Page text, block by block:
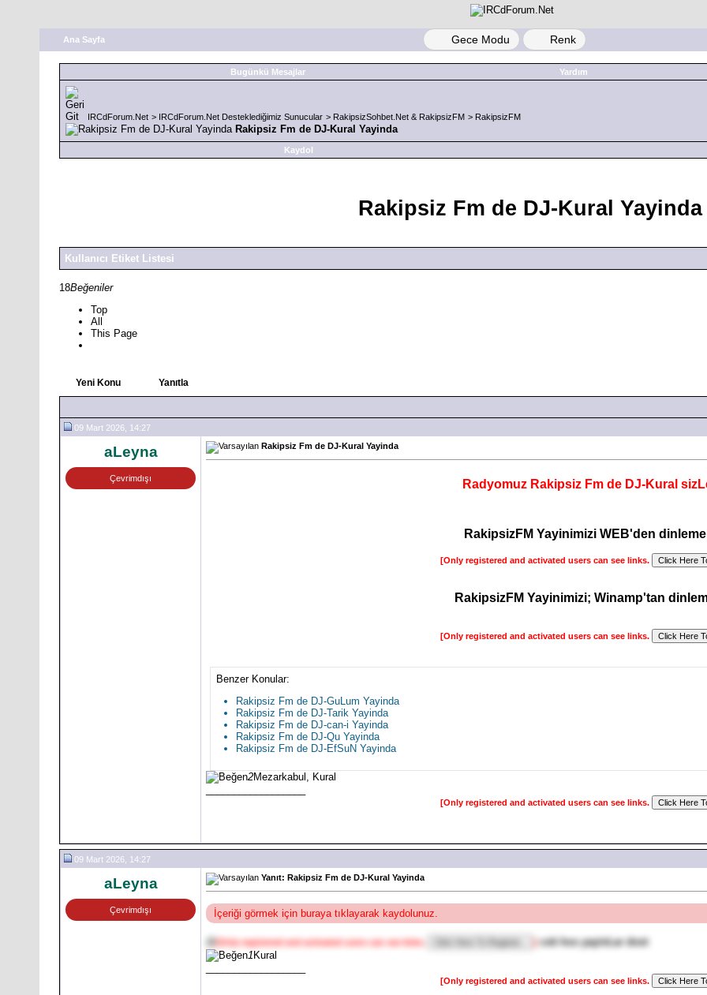
Ana Sayfa Gece Modu Renk
Bugünkü Mesajlar Yardım
IRCdForum.Net > IRCdForum.Net Desteklediğimiz Sunucular > RakipsizSohbet.Net & RakipsizFM > RakipsizFM
Rakipsiz Fm de DJ-Kural Yayinda
Kaydol
Rakipsiz Fm de DJ-Kural Yayinda
Kullanıcı Etiket Listesi
18Beğeniler
Top
All
This Page
Yeni Konu Yanıtla
09 Mart 2026, 14:27
aLeyna
Çevrimdışı
Rakipsiz Fm de DJ-Kural Yayinda
Radyomuz Rakipsiz Fm de DJ-Kural
RakipsizFM Yayinimizi WEB'den
[Only registered and activated users can see links.
RakipsizFM Yayinimizi; Winamp'tan
[Only registered and activated users can see links.
Benzer Konular:
Rakipsiz Fm de DJ-GuLum Yayinda
Rakipsiz Fm de DJ-Tarik Yayinda
Rakipsiz Fm de DJ-can-i Yayinda
Rakipsiz Fm de DJ-Qu Yayinda
Rakipsiz Fm de DJ-EfSuN Yayinda
2Mezarkabul, Kural
[Only registered and activated users can see links.
09 Mart 2026, 14:27
aLeyna
Çevrimdışı
Yanıt: Rakipsiz Fm de DJ-Kural Yayinda
İçeriği görmek için buraya tıklayarak kaydolunuz.
@ [Only registered and activated users can see links.
cok hos yayinLar dost
1 Kural
[Only registered and activated users can see links.